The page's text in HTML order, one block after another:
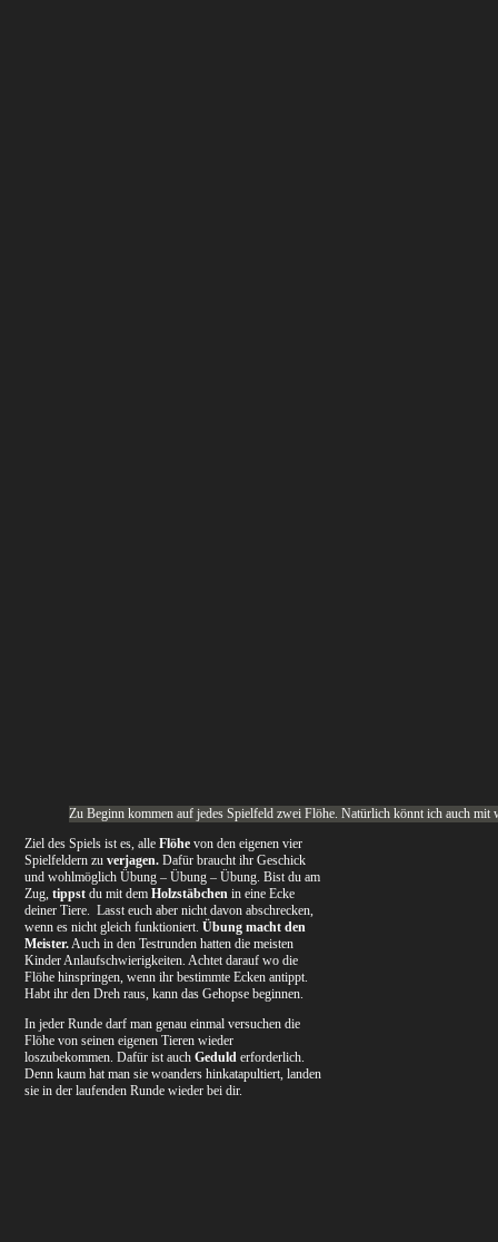
Zu Beginn kommen auf jedes Spielfeld zwei Flöhe. Natürlich könnt ich auch mit
Ziel des Spiels ist es, alle Flöhe von den eigenen vier
Spielfeldern zuverjagen. Dafür braucht ihr Geschick
und wohlmöglich Übung – Übung – Übung. Bist du am
Zug,tippst du mit demHolzstäbchen in eine Ecke
deiner Tiere. Lasst euch aber nicht davon abschrecken,
wenn es nicht gleich funktioniert.Übung macht den
Meister.Auch in den Testrunden hatten die meisten
Kinder Anlaufschwierigkeiten. Achtet darauf wo die
Flöhe hinspringen, wenn ihr bestimmte Ecken antippt.
Habt ihr den Dreh raus, kann das Gehopse beginnen.
In jeder Runde darf man genau einmal versuchen die
Flöhe von seinen eigenen Tieren wieder
loszubekommen. Dafür ist auchGeduld erforderlich.
Denn kaum hat man sie woanders hinkatapultiert, landen
sie in der laufenden Runde wieder bei dir.